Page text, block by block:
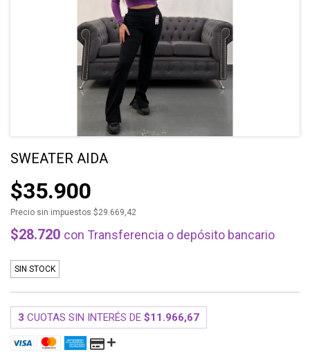
SWEATER AIDA
$35.900
Precio sin impuestos $29.669,42
$28.720 con Transferencia o depósito bancario
SIN STOCK
3 CUOTAS SIN INTERÉS DE $11.966,67